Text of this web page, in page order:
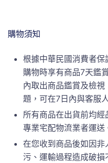
購物須知
根據中華民國消費者
購物時享有商品7天鑑
內取出商品鑑賞及檢
題，可在7日內與客服
所有商品在出貨前均
專業宅配物流業者運送
在您收到商品後如因
污、運輸過程造成破